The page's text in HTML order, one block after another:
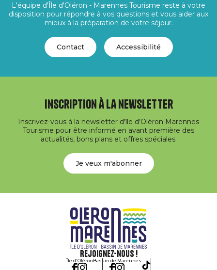
L'équipe d'Île d'Oléron - Marennes Tourisme reste à votre
disposition pour répondre à vos questions et vous aider aux
mieux à la préparation de votre séjour.
Contact Accessibilité
Inscription à la newsletter
Inscrivez-vous à la newsletter d'île d'Oléron Marennes
Tourisme pour être informé en avant première des
actualités, bons plans et offres spéciales.
Je veux m'abonner
Rejoignez-nous !
Île d'OléronBassin de Marennes